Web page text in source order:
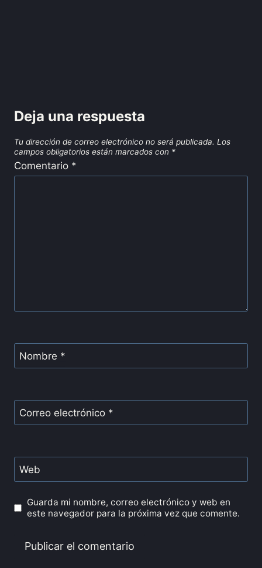
Deja una respuesta
Tu dirección de correo electrónico no será publicada. Los
campos obligatorios están marcados con *
Comentario *
Nombre *
Correo electrónico *
Web
Guarda mi nombre, correo electrónico y web en
este navegador para la próxima vez que comente.